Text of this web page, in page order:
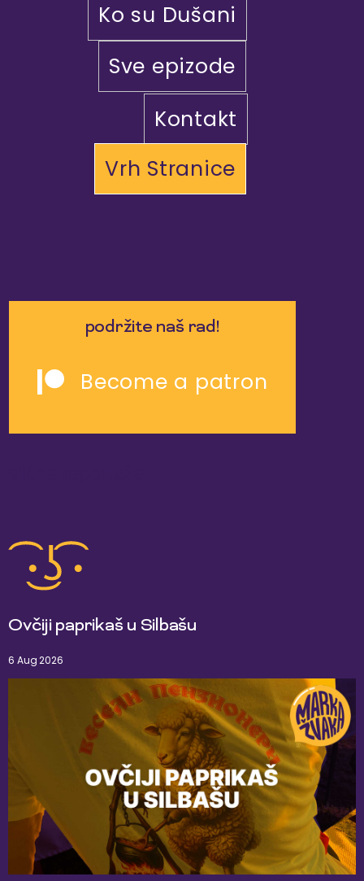
Ko su Dušani
Sve epizode
Kontakt
Vrh Stranice
podržite naš rad!
Become a patron
Ovčiji paprikaš u Silbašu
6 Aug 2026